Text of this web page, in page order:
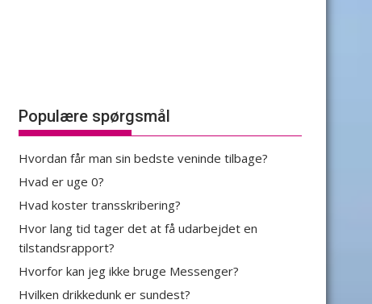
Populære spørgsmål
Hvordan får man sin bedste veninde tilbage?
Hvad er uge 0?
Hvad koster transskribering?
Hvor lang tid tager det at få udarbejdet en
tilstandsrapport?
Hvorfor kan jeg ikke bruge Messenger?
Hvilken drikkedunk er sundest?